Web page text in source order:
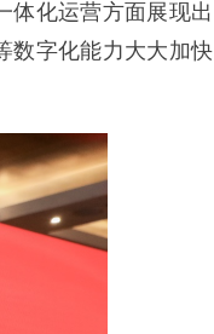
体化运营方面展现出
数字化能力大大加快